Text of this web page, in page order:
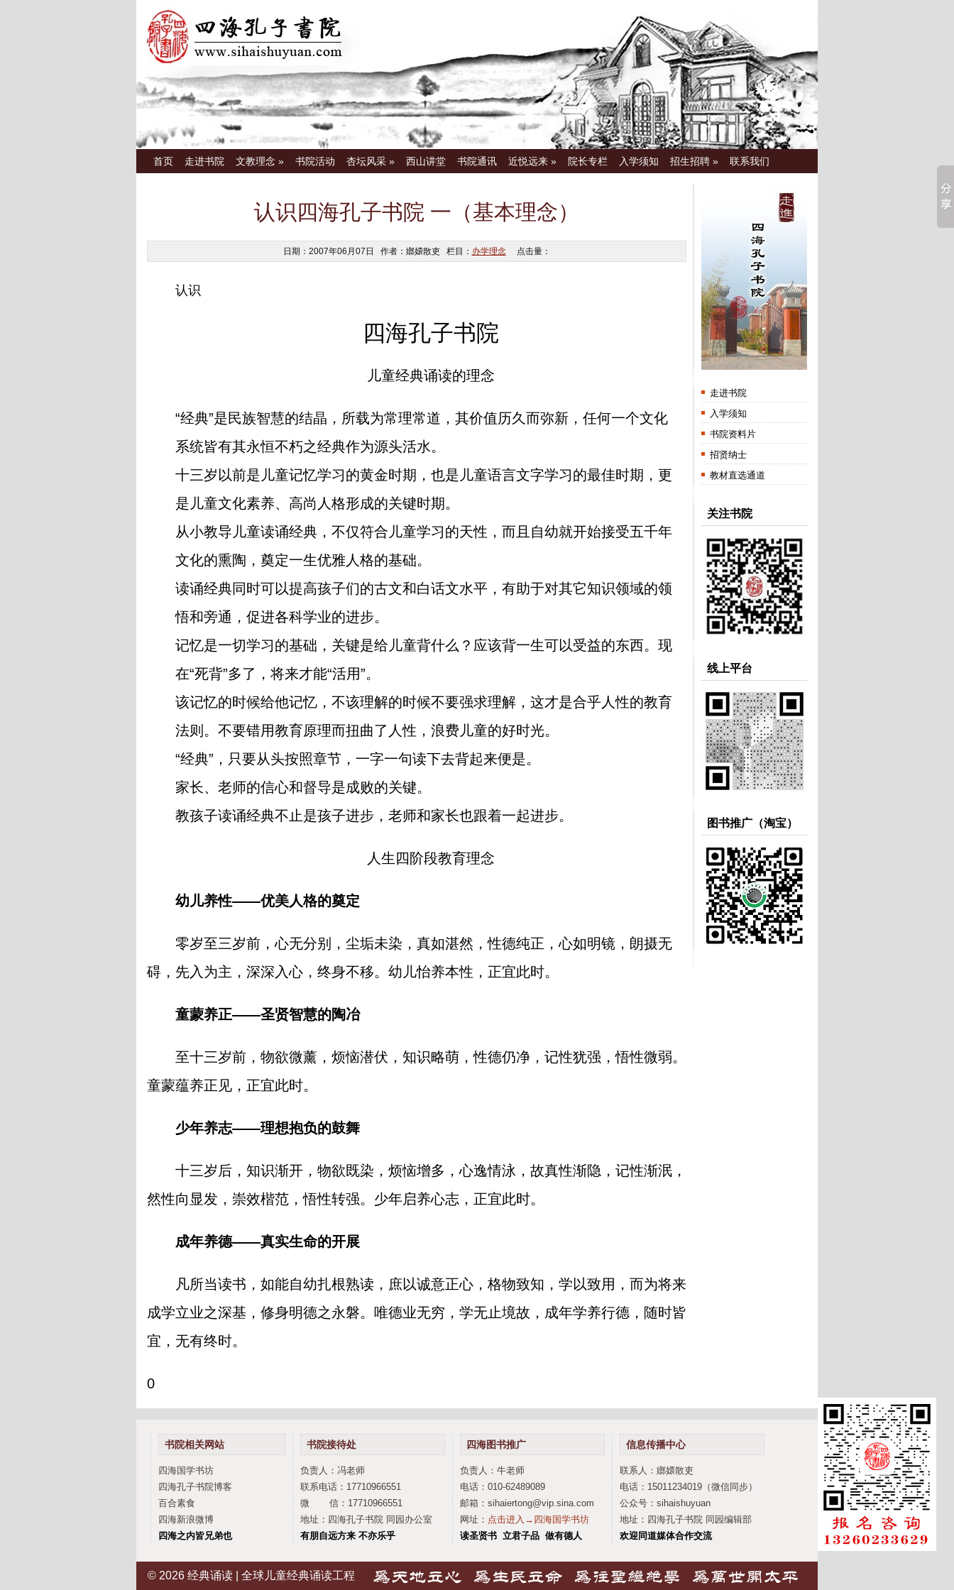
首页 走进书院 文教理念 » 书院活动 杏坛风采 » 西山讲堂 书院通讯 近悦远来 » 院长专栏 入学须知 招生招聘 » 联系我们
认识四海孔子书院 一（基本理念）
日期：2007年06月07日 作者：嫏嬛散吏 栏目： 办学理念点击量：
认识
四海孔子书院
儿童经典诵读的理念
“经典”是民族智慧的结晶，所载为常理常道，其价值历久而弥新，任何一个文化
系统皆有其永恒不朽之经典作为源头活水。
十三岁以前是儿童记忆学习的黄金时期，也是儿童语言文字学习的最佳时期，更
是儿童文化素养、高尚人格形成的关键时期。
从小教导儿童读诵经典，不仅符合儿童学习的天性，而且自幼就开始接受五千年
文化的熏陶，奠定一生优雅人格的基础。
读诵经典同时可以提高孩子们的古文和白话文水平，有助于对其它知识领域的领
悟和旁通，促进各科学业的进步。
记忆是一切学习的基础，关键是给儿童背什么？应该背一生可以受益的东西。现
在“死背”多了，将来才能“活用”。
该记忆的时候给他记忆，不该理解的时候不要强求理解，这才是合乎人性的教育
法则。不要错用教育原理而扭曲了人性，浪费儿童的好时光。
“经典”，只要从头按照章节，一字一句读下去背起来便是。
家长、老师的信心和督导是成败的关键。
教孩子读诵经典不止是孩子进步，老师和家长也跟着一起进步。
人生四阶段教育理念
幼儿养性——优美人格的奠定
零岁至三岁前，心无分别，尘垢未染，真如湛然，性德纯正，心如明镜，朗摄无
碍，先入为主，深深入心，终身不移。幼儿怡养本性，正宜此时。
童蒙养正——圣贤智慧的陶冶
至十三岁前，物欲微薰，烦恼潜伏，知识略萌，性德仍净，记性犹强，悟性微弱。
童蒙蕴养正见，正宜此时。
少年养志——理想抱负的鼓舞
十三岁后，知识渐开，物欲既染，烦恼增多，心逸情泳，故真性渐隐，记性渐泯，
然性向显发，崇效楷范，悟性转强。少年启养心志，正宜此时。
成年养德——真实生命的开展
凡所当读书，如能自幼扎根熟读，庶以诚意正心，格物致知，学以致用，而为将来
成学立业之深基，修身明德之永磐。唯德业无穷，学无止境故，成年学养行德，随时皆
宜，无有终时。
0
走进书院
入学须知
书院资料片
招贤纳士
教材直选通道
关注书院
线上平台
图书推广（淘宝）
书院相关网站
四海国学书坊
四海孔子书院博客
百合素食
四海新浪微博
四海之内皆兄弟也
书院接待处
负责人：冯老师
联系电话：17710966551
微 信：17710966551
地址：四海孔子书院 同园办公室
有朋自远方来 不亦乐乎
四海图书推广
负责人：牛老师
电话：010-62489089
邮箱：sihaiertong@vip.sina.com
网址： 点击进入→四海国学书坊
读圣贤书 立君子品 做有德人
信息传播中心
联系人：嫏嬛散吏
电话：15011234019（微信同步）
公众号：sihaishuyuan
地址：四海孔子书院 同园编辑部
欢迎同道媒体合作交流
© 2026 经典诵读 | 全球儿童经典诵读工程